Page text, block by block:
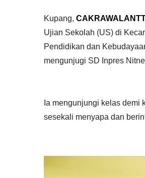
Kupang,
Ujian Sekolah (US) di
Pendidikan dan
mengunjugi SD Inpres
Ia mengunjungi kelas demi
sesekali menyapa dan